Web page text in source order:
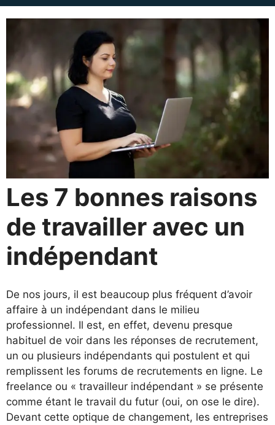
Les 7 bonnes raisons
de travailler avec un
indépendant
De nos jours, il est beaucoup plus fréquent d’avoir
affaire à un indépendant dans le milieu
professionnel. Il est, en effet, devenu presque
habituel de voir dans les réponses de recrutement,
un ou plusieurs indépendants qui postulent et qui
remplissent les forums de recrutements en ligne. Le
freelance ou « travailleur indépendant » se présente
comme étant le travail du futur (oui, on ose le dire).
Devant cette optique de changement, les entreprises